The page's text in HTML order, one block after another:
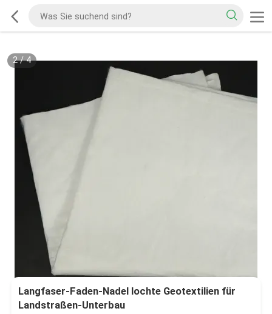
2/4
Langfaser-Faden-Nadel lochte Geotextilien für
Landstraßen-Unterbau